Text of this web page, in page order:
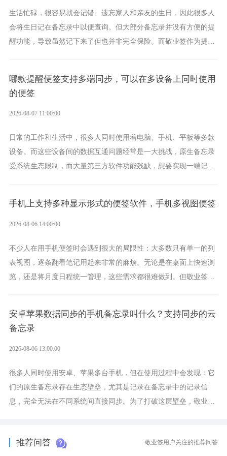
生活忙碌，很容易就会记错、遗忘家人和亲友的生日，因此很多人
会将生日记在备忘录中以便查询。但大部分备忘录并没有方便的提
醒功能，导致虽然记下来了但也并非完全保险。而敬业签作为提醒
哪款提醒便签支持多端同步，可以在多设备上同时使用
的便签
2026-08-07 11:00:00
日常的工作和生活中，很多人同时使用着电脑、手机、平板等多款
设备。而这些设备间的数据互通问题经常是一大挑战，原生备忘录
受系统生态限制，而大量第三方软件功能残缺，想要实现一端记
手机上支持多种显示形式的便签软件，手机多视图便签
2026-08-06 14:00:00
不少人在用手机便签时会遇到很大的局限性：大多数只有单一的列
表视图，逐条翻看笔记用起来非常的麻烦。无论是在桌面上快速浏
览，还是将月度日程统一管理，这些需求都很难做到。但敬业签作
安卓苹果数据同步的手机备忘录叫什么？支持同步的云
备忘录
2026-08-06 13:00:00
很多人同时使用安卓、苹果多台手机，但在使用过程中会发现：它
们的原生备忘录存在生态壁垒，尤其是记录在备忘录中的记录信
息，完全无法在不同系统间直接同步。为了打破这层壁垒，敬业签
推荐问答 敬业签用户关注的推荐问答